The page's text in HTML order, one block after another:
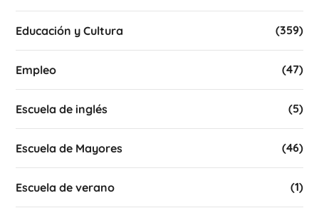
Educación y Cultura (359)
Empleo (47)
Escuela de inglés (5)
Escuela de Mayores (46)
Escuela de verano (1)